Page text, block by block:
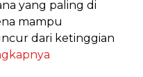
yang paling di
mampu
dari ketinggian